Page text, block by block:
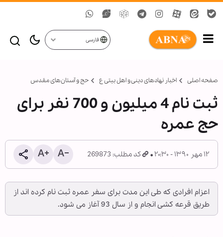
فارسی
صفحه اصلی اخبار نهادهای دینی و اهل بیتی ع حج و آستان‌های مقدس
ثبت نام 4 میلیون و 700 نفر برای
حج عمره
۱۲ مهر ۱۳۹۰ - ۲۰:۳۰ کد مطلب: 269873
اعزام افرادی که طی این مدت برای سفر عمره ثبت نام کرده اند از
طریق قرعه کشی انجام و از سال 93 آغاز می شود.